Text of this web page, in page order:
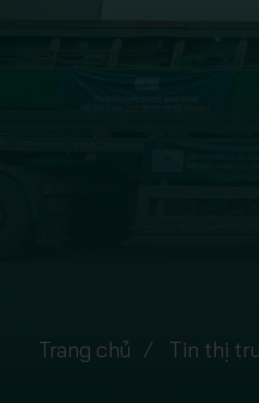
Trang chủ Tin thị